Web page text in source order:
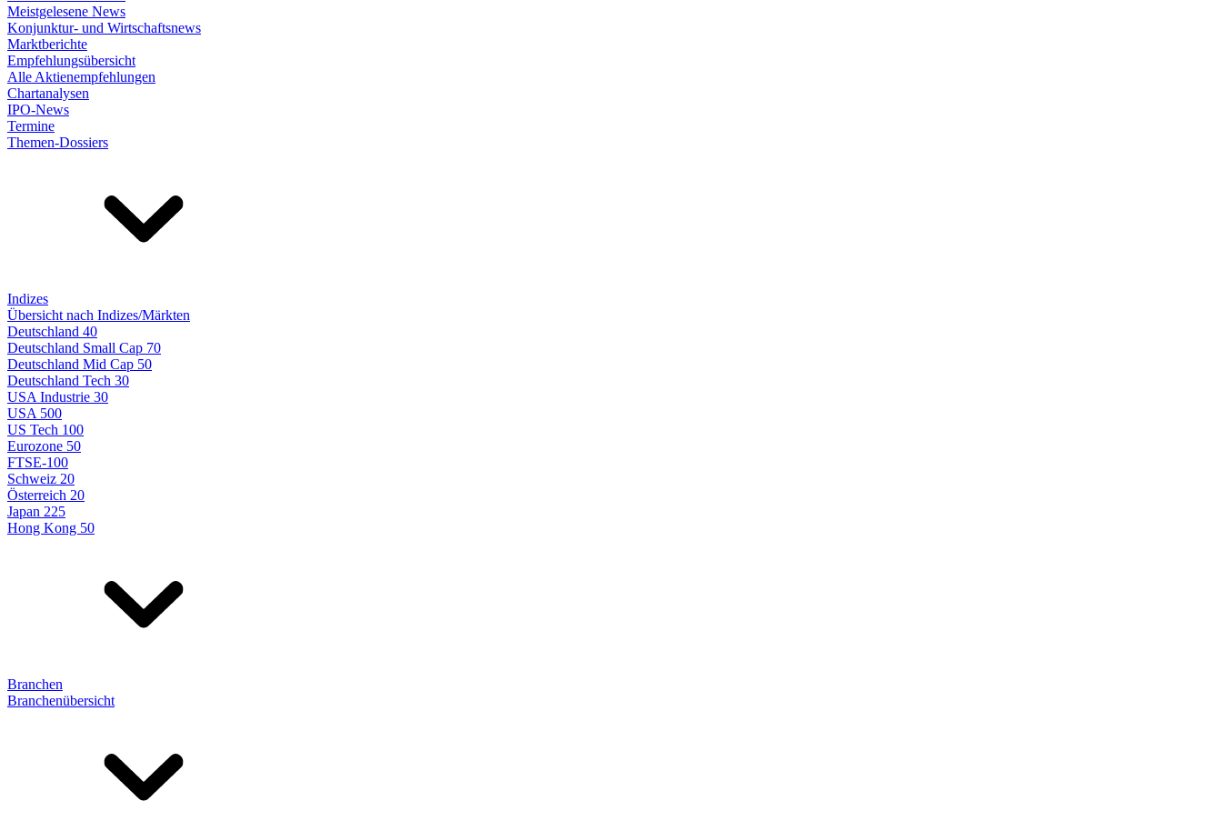
Meistgelesene News
Konjunktur- und Wirtschaftsnews
Marktberichte
Empfehlungsübersicht
Alle Aktienempfehlungen
Chartanalysen
IPO-News
Termine
Themen-Dossiers
Indizes
Übersicht nach Indizes/Märkten
Deutschland 40
Deutschland Small Cap 70
Deutschland Mid Cap 50
Deutschland Tech 30
USA Industrie 30
USA 500
US Tech 100
Eurozone 50
FTSE-100
Schweiz 20
Österreich 20
Japan 225
Hong Kong 50
Branchen
Branchenübersicht